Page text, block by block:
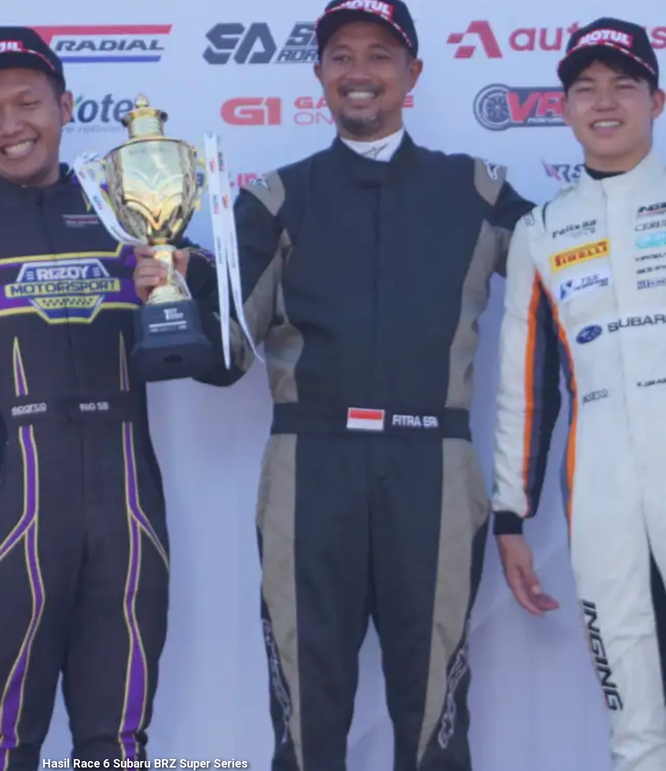
Hasil Race 6 Subaru BRZ Super Series